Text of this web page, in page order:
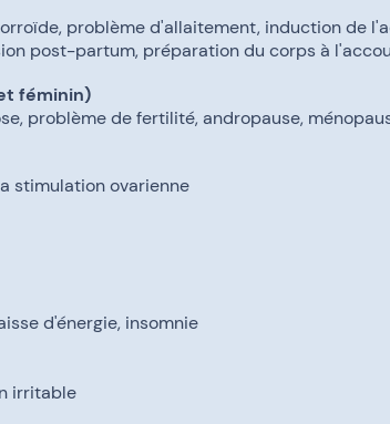
problème d'allaitement, induction de
post-partum, préparation du corps à
et féminin)
problème de fertilité, andropause,
stimulation ovarienne
d'énergie, insomnie
irritable